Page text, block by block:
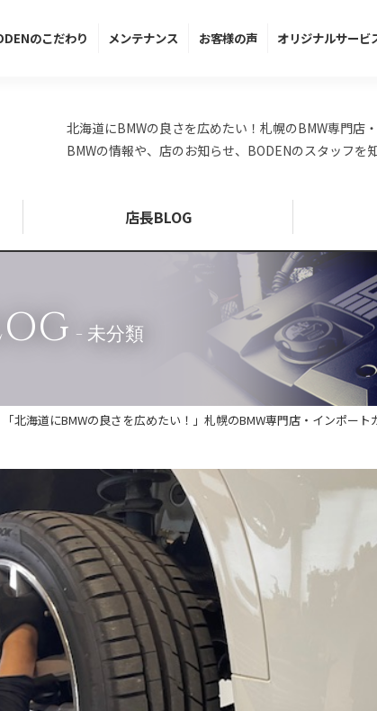
のこだわり メンテナンス お客様の声 オリジナルサービ
北海道にBMWの良さを広めたい！札幌のBMW専門店
BMWの情報や、店のお知らせ、BODENのスタッフを
店長BLOG
- 未分類
「北海道にBMWの良さを広めたい！」札幌のBMW専門店・インポー